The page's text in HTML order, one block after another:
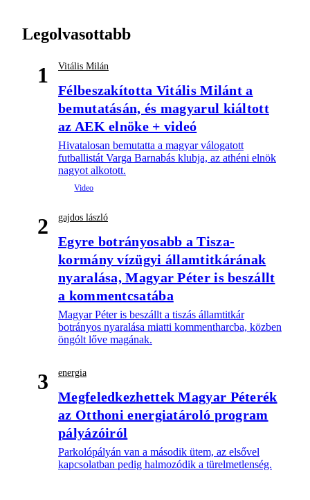
Legolvasottabb
1 Vitális Milán
Félbeszakította Vitális Milánt a
bemutatásán, és magyarul kiáltott
az AEK elnöke + videó
Hivatalosan bemutatta a magyar válogatott
futballistát Varga Barnabás klubja, az athéni elnök
nagyot alkotott.
2 gajdos lászló
Egyre botrányosabb a Tisza-
kormány vízügyi államtitkárának
nyaralása, Magyar Péter is beszállt
a kommentcsatába
Magyar Péter is beszállt a tiszás államtitkár
botrányos nyaralása miatti kommentharcba, közben
öngólt lőve magának.
3 energia
Megfeledkezhettek Magyar Péterék
az Otthoni energiatároló program
pályázóiról
Parkolópályán van a második ütem, az elsővel
kapcsolatban pedig halmozódik a türelmetlenség.